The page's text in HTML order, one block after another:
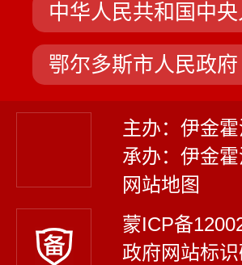
中华人民共和国中
鄂尔多斯市人民政府
主办：伊金
承办：伊金
网站地图
蒙ICP备
政府网站标